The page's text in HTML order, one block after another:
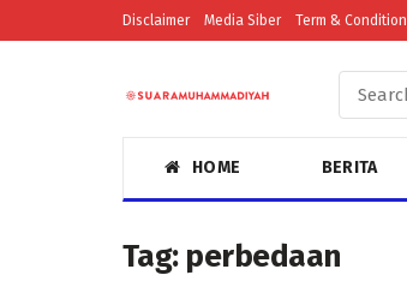
Disclaimer Media Siber Term & Condition
HOME BERITA
Tag: perbedaan